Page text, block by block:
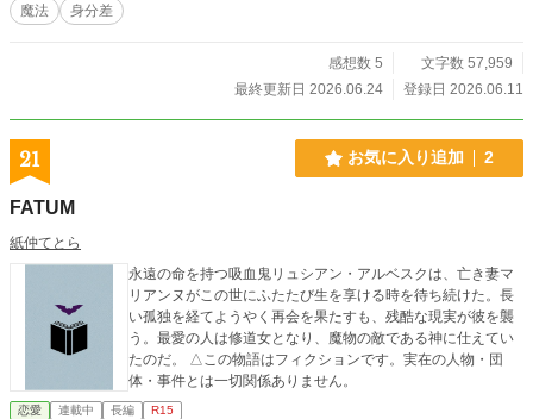
魔法
身分差
感想数 5
文字数 57,959
最終更新日 2026.06.24
登録日 2026.06.11
21 お気に入り追加 2
FATUM
紙仲てとら
永遠の命を持つ吸血鬼リュシアン・アルベスクは、亡き妻マ
リアンヌがこの世にふたたび生を享ける時を待ち続けた。長
い孤独を経てようやく再会を果たすも、残酷な現実が彼を襲
う。最愛の人は修道女となり、魔物の敵である神に仕えてい
たのだ。 △この物語はフィクションです。実在の人物・団
体・事件とは一切関係ありません。
恋愛 連載中 長編 R15